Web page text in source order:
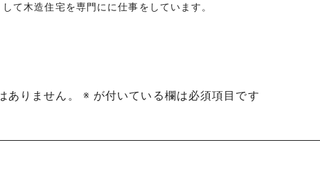
して木造住宅を専門にに仕事をしています。
ありません。
※ が付いている欄は必須項目です